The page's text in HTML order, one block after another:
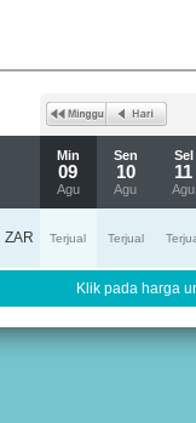
Min
09
Agu
Sen
10
Agu
Sel
11
Agu
ZAR Terjual Terjual
Klik pada harga